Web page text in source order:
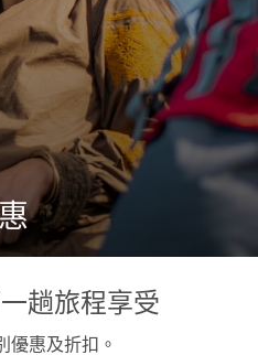
趟旅程享受
優惠及折扣。